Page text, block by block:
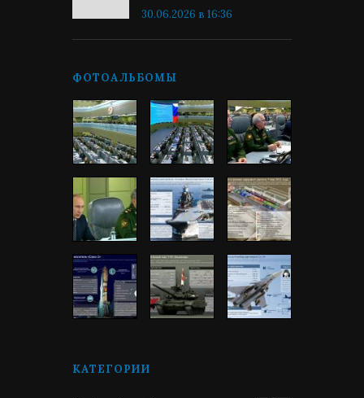
30.06.2026 в 16:36
ФОТОАЛЬБОМЫ
КАТЕГОРИИ